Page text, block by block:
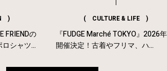
)
FRIENDの
シャツ...
( CULTURE & LIFE )
『FUDGE Marché TOKYO』2026
開催決定！古着やフリマ、ハ...